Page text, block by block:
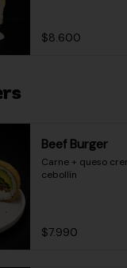
$8.600
Beef Burger
Carne + queso
cebollín
$7.990